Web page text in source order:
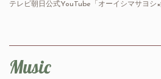
テレビ朝日公式YouTube「オーイシマサヨシ
Music